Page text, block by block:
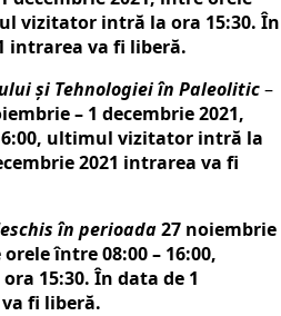
vizitator intră la ora 15:30. În
intrarea va fi liberă.
şi Tehnologiei în Paleolitic–
– 1 decembrie 2021,
ultimul vizitator intră la
2021 intrarea va fi
eschis în perioada27 noiembrie
între 08:00 – 16:00,
15:30. În data de 1
fi liberă.